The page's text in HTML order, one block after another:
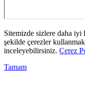
Sitemizde sizlere daha
şekilde çerezler
inceleyebilirsiniz. Çerez
Tamam